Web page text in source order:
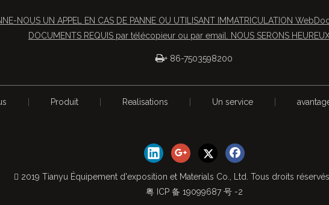
NOUS UN APPEL EN CAS DE PANNE OU UTILISANT IMMATRICULATION
DOCUMENTS REQUIS par télécopieur ou par email. NOUS SERONS
+ 86-7503598200
Produit Realisations Un service
 2019 Tianyu Équipement d'exposition et Materials Co., Ltd. Tous droits réservés
粤 ICP 备 19099687 号 -2